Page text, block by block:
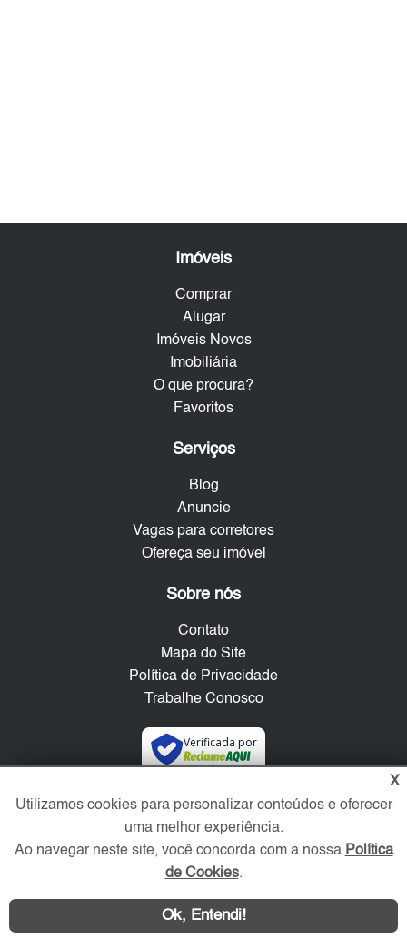
Imóveis
Comprar
Alugar
Imóveis Novos
Imobiliária
O que procura?
Favoritos
Serviços
Blog
Anuncie
Vagas para corretores
Ofereça seu imóvel
Sobre nós
Contato
Mapa do Site
Política de Privacidade
Trabalhe Conosco
Verificada por
Redes Sociais
X
Utilizamos cookies para personalizar conteúdos e oferecer
uma melhor experiência.
Ao navegar neste site, você concorda com a nossa Política
de Cookies.
Ok, Entendi!